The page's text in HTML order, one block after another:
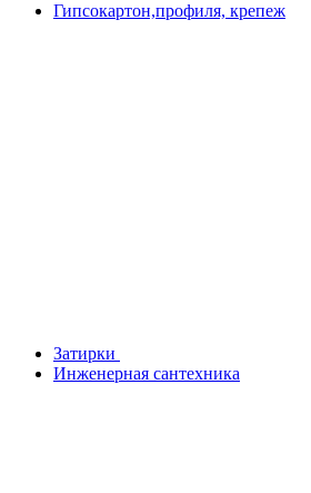
Гипсокартон,профиля, крепеж
Затирки
Инженерная сантехника